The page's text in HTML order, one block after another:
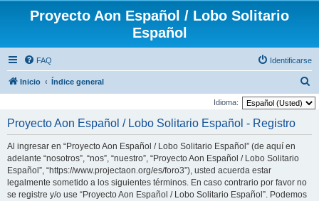
Proyecto Aon Español / Lobo Solitario
Español
FAQ Identificarse
Inicio Índice general
u
Idioma:
Proyecto Aon Español / Lobo Solitario Español - Registro
Al ingresar en “Proyecto Aon Español / Lobo Solitario Español” (de aquí en
adelante “nosotros”, “nos”, “nuestro”, “Proyecto Aon Español / Lobo Solitario
Español”, “https://www.projectaon.org/es/foro3”), usted acuerda estar
legalmente sometido a los siguientes términos. En caso contrario por favor no
se registre y/o use “Proyecto Aon Español / Lobo Solitario Español”. Podemos